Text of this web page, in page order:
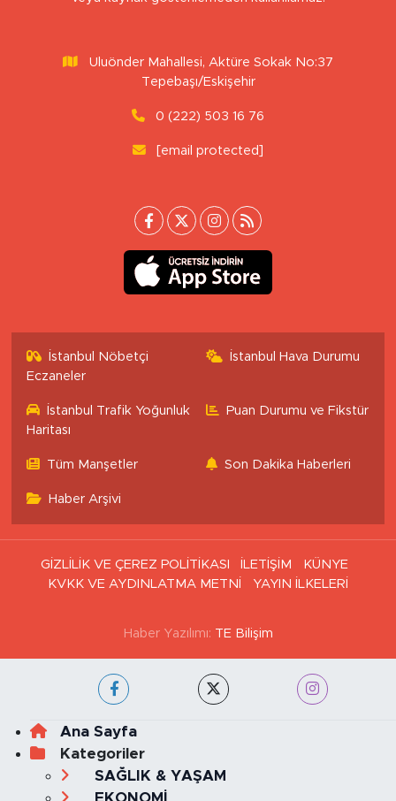
Uluönder Mahallesi, Aktüre Sokak No:37
Tepebaşı/Eskişehir
0 (222) 503 16 76
[email protected]
İstanbul Nöbetçi
Eczaneler
İstanbul Hava Durumu
İstanbul Trafik Yoğunluk
Haritası
Puan Durumu ve Fikstür
Tüm Manşetler Son Dakika Haberleri
Haber Arşivi
GİZLİLİK VE ÇEREZ POLİTİKASI İLETİŞİM
KÜNYE
KVKK VE AYDINLATMA METNİ
YAYIN İLKELERİ
Haber Yazılımı: TE Bilişim
Ana Sayfa
Kategoriler
SAĞLIK & YAŞAM
EKONOMİ